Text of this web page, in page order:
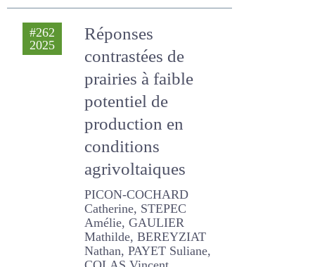
#262
2025
Réponses
contrastées de
prairies à faible
potentiel de
production en
conditions
agrivoltaiques
PICON-COCHARD
Catherine, STEPEC Amélie,
GAULIER Mathilde,
BEREYZIAT Nathan, PAYET
Suliane, COLAS Vincent,
GERARDIN Théo, COMBES